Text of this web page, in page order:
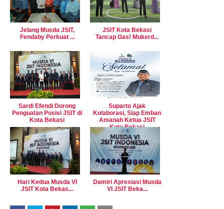
Jelang Musda JSIT,
Fendaby Perkuat ...
JSIT Kota Bekasi
Tancap Gas! Mukerd...
Sardi Efendi Dorong
Penguatan Posisi JSIT di
Kota Bekasi
Suparto Ajak
Kolaborasi, Siap Emban
Amanah Ketua JSIT
Kota Bekasi
Hari Kedua Musda VI
JSIT Kota Bekas...
Damiri Apresiasi Musda
VI JSIT Beka...